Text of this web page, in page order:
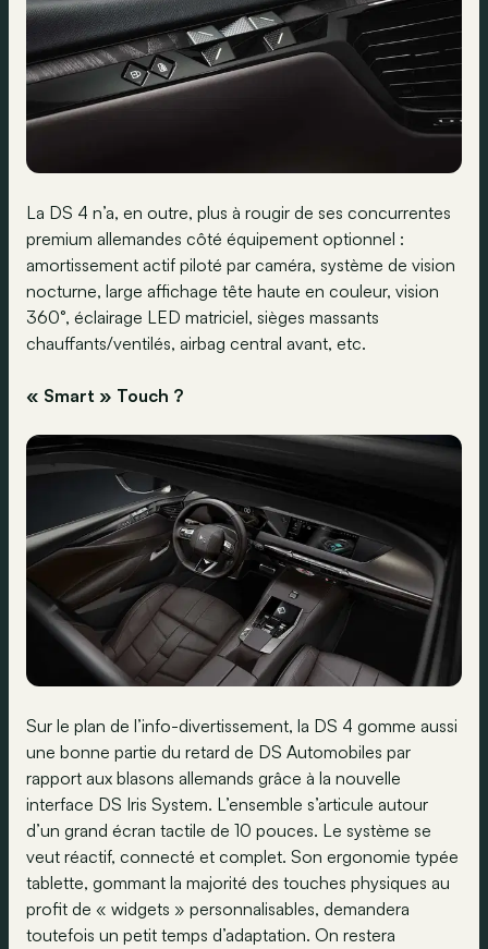
La DS 4 n’a, en outre, plus à rougir de ses concurrentes
premium allemandes côté équipement optionnel :
amortissement actif piloté par caméra, système de vision
nocturne, large affichage tête haute en couleur, vision
360°, éclairage LED matriciel, sièges massants
chauffants/ventilés, airbag central avant, etc.
« Smart » Touch ?
Sur le plan de l’info-divertissement, la DS 4 gomme aussi
une bonne partie du retard de DS Automobiles par
rapport aux blasons allemands grâce à la nouvelle
interface DS Iris System. L’ensemble s’articule autour
d’un grand écran tactile de 10 pouces. Le système se
veut réactif, connecté et complet. Son ergonomie typée
tablette, gommant la majorité des touches physiques au
profit de « widgets » personnalisables, demandera
toutefois un petit temps d’adaptation. On restera